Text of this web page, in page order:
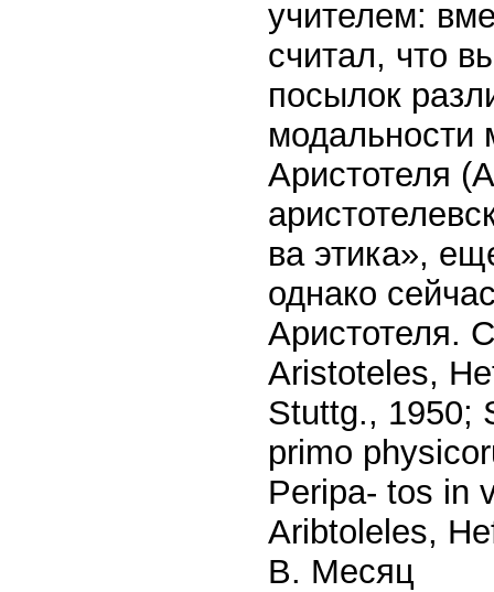
учителем:
считал, что
посылок
модальности
Аристотеля
ва этика»,
однако
Аристотеля.
Aristoteles,
Stuttg., 1950;
primo
Peripa- tos in
Aribtoleles,
В. Месяц